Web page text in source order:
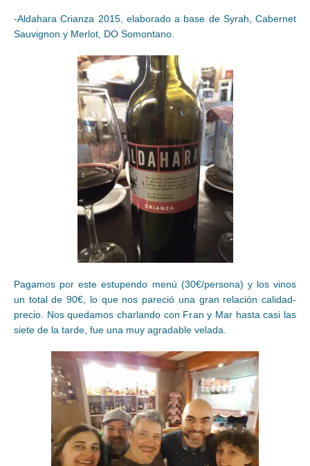
-Aldahara Crianza 2015, elaborado a base de Syrah, Cabernet
Sauvignon y Merlot, DO Somontano.
Pagamos por este estupendo menú (30€/persona) y los vinos
un total de 90€, lo que nos pareció una gran relación calidad-
precio. Nos quedamos charlando con Fran y Mar hasta casi las
siete de la tarde, fue una muy agradable velada.